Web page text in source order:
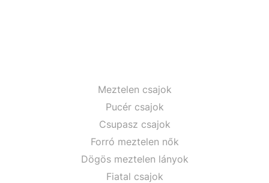
Meztelen csajok
Pucér csajok
Csupasz csajok
Forró meztelen nők
Dögös meztelen lányok
Fiatal csajok